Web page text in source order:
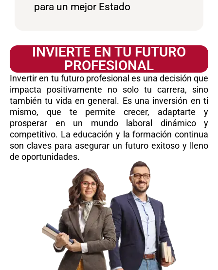
para un mejor Estado
INVIERTE EN TU FUTURO
PROFESIONAL
Invertir en tu futuro profesional es una decisión que
impacta positivamente no solo tu carrera, sino
también tu vida en general. Es una inversión en ti
mismo, que te permite crecer, adaptarte y
prosperar en un mundo laboral dinámico y
competitivo. La educación y la formación continua
son claves para asegurar un futuro exitoso y lleno
de oportunidades.